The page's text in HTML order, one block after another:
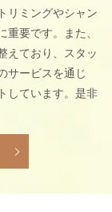
リミングやシャン
要です。また、
えており、スタッ
サービスを通じ
しています。是非